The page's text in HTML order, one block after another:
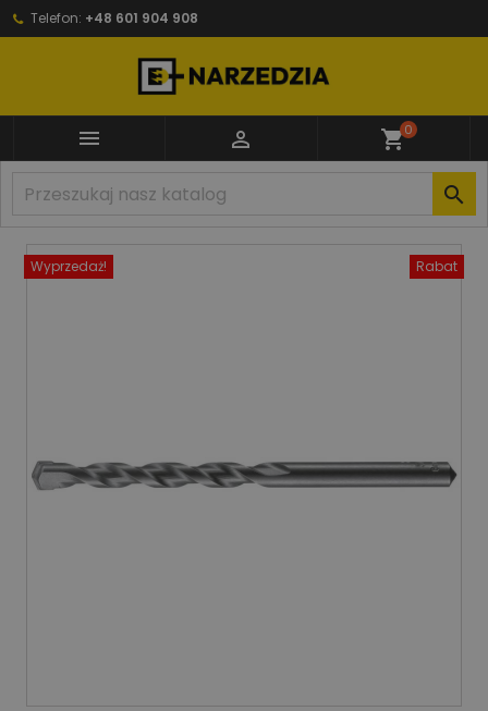
Telefon: +48 601 904 908
  shopping_cart0

Wyprzedaż! Rabat